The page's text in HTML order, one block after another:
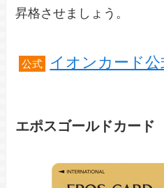
昇格させましょう。
公式 イオンカード
エポスゴールドカード